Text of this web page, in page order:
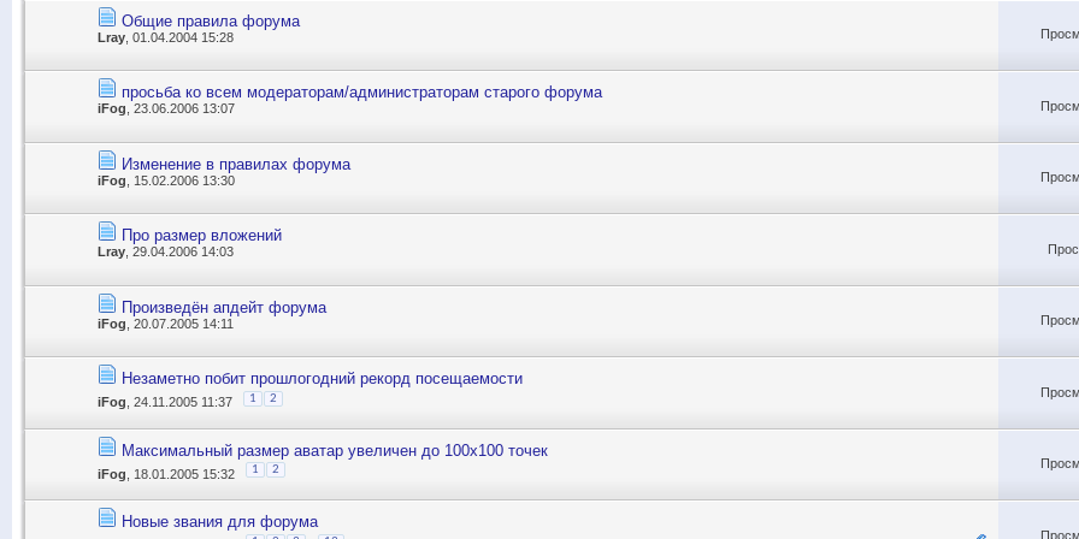
Общие правила форума
Lray , 01.04.2004 15:28
просьба ко всем модераторам/администраторам старого форума
iFog , 23.06.2006 13:07
Изменение в правилах форума
iFog , 15.02.2006 13:30
Про размер вложений
Lray , 29.04.2006 14:03
Произведён апдейт форума
iFog , 20.07.2005 14:11
Незаметно побит прошлогодний рекорд посещаемости
iFog , 24.11.2005 11:37 1 2
Максимальный размер аватар увеличен до 100х100 точек
iFog , 18.01.2005 15:32 1 2
Новые звания для форума